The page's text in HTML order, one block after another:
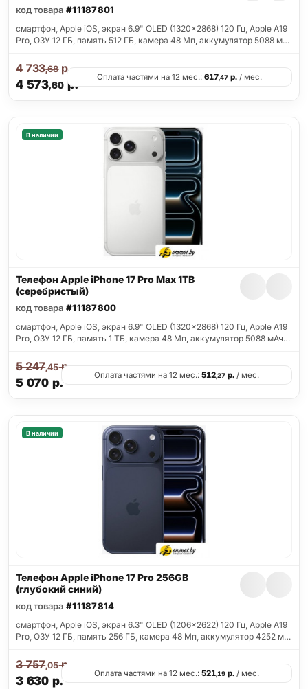
код товара #11187801
смартфон, Apple iOS, экран 6.9" OLED (1320x2868) 120 Гц, Apple A19
Pro, ОЗУ 12 ГБ, память 512 ГБ, камера 48 Мп, аккумулятор 5088 м…
4 573,60 р.
4 733,68р.
Оплата частями на 12 мес.: 617,47р./ мес.
В наличии
Телефон Apple iPhone 17 Pro Max 1TB
(серебристый)
код товара #11187800
смартфон, Apple iOS, экран 6.9" OLED (1320x2868) 120 Гц, Apple A19
Pro, ОЗУ 12 ГБ, память 1 ТБ, камера 48 Мп, аккумулятор 5088 мАч…
5 070 р.
5 247,45р.
Оплата частями на 12 мес.: 512,27 р. / мес.
В наличии
Телефон Apple iPhone 17 Pro 256GB
(глубокий синий)
код товара #11187814
смартфон, Apple iOS, экран 6.3" OLED (1206x2622) 120 Гц, Apple A19
Pro, ОЗУ 12 ГБ, память 256 ГБ, камера 48 Мп, аккумулятор 4252 м…
3 630 р.
3 757,05р.
Оплата частями на 12 мес.: 521,19 р. / мес.